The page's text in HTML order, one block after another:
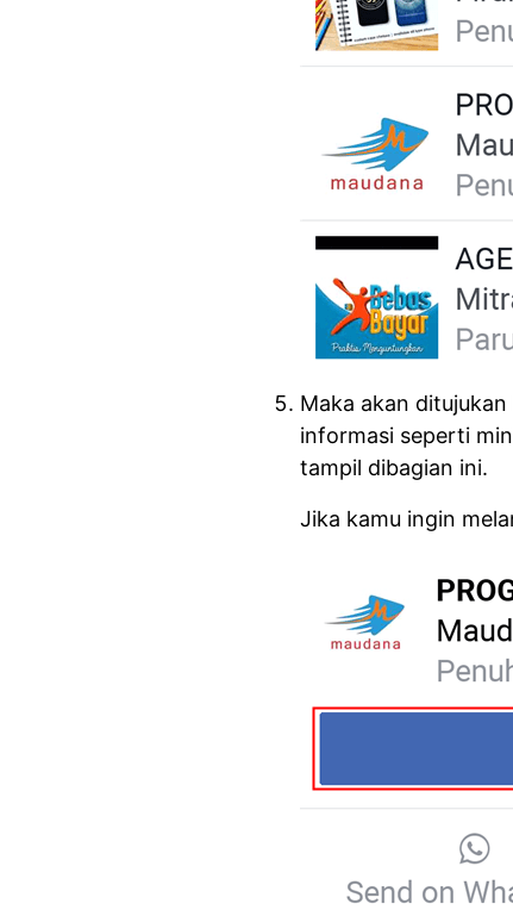
Maka akan
informasi seperti
tampil dibagian ini.
Jika kamu ingin